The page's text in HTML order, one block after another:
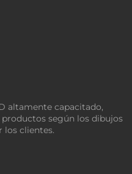
altamente capacitado,
según los dibujos
los clientes.